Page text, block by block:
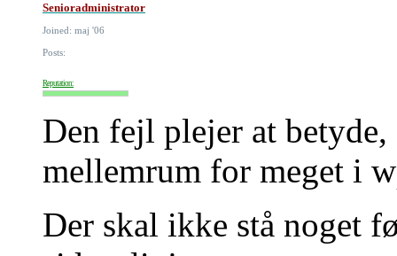
Senioradministrator
Joined: maj '06
Posts:
Reputation:
Den fejl plejer at
mellemrum for meget i
Der skal ikke stå noget